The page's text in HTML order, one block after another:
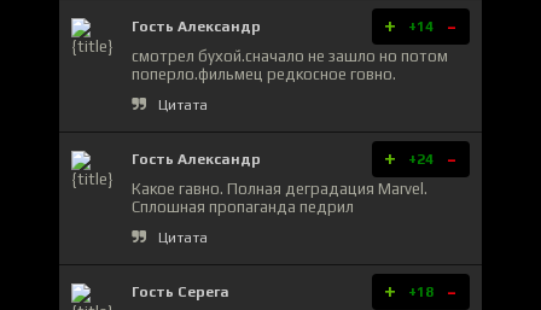
Гость Александр + +14 -
смотрел бухой.сначало не зашло но потом
поперло.фильмец редкосное говно.
Цитата
Гость Александр + +24 -
Какое гавно. Полная деградация Marvel.
Сплошная пропаганда педрил
Цитата
Гость Серега + +18 -